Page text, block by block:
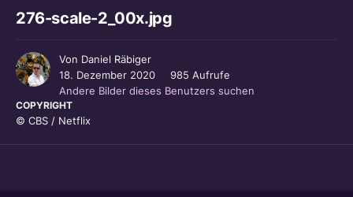
276-scale-2_00x.jpg
Von Daniel Räbiger
18. Dezember 2020
985 Aufrufe
Andere Bilder dieses Benutzers suchen
COPYRIGHT
© CBS / Netflix